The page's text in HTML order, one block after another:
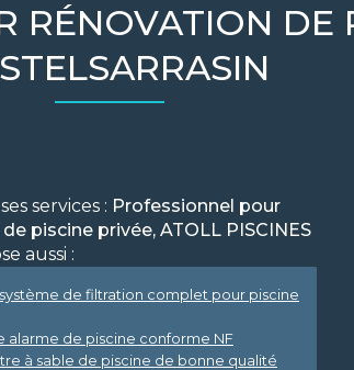
RÉNOVATION DE
services : Professionnel pour
piscine privée, ATOLL PISCINES
aussi :
de filtration complet pour piscine
alarme de piscine conforme NF
à sable de piscine de bonne qualité